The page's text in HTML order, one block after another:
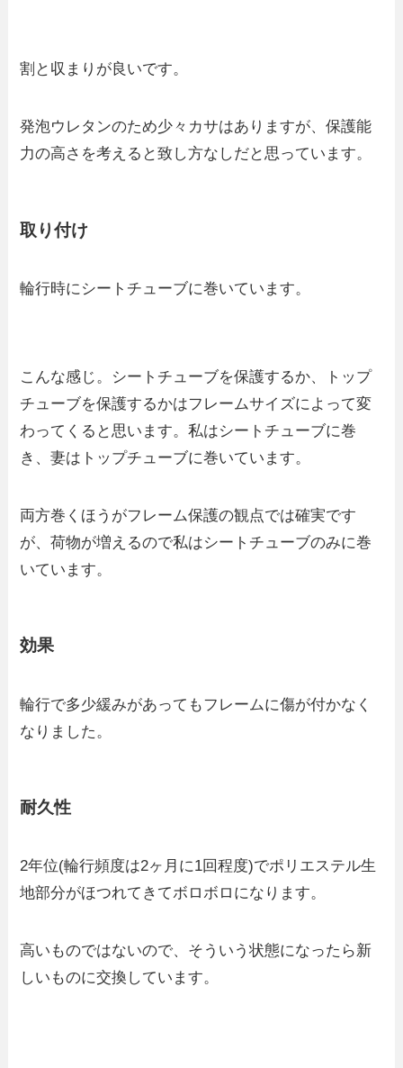
割と収まりが良いです。
発泡ウレタンのため少々カサはありますが、保護能
力の高さを考えると致し方なしだと思っています。
取り付け
輪行時にシートチューブに巻いています。
こんな感じ。シートチューブを保護するか、トップ
チューブを保護するかはフレームサイズによって変
わってくると思います。私はシートチューブに巻
き、妻はトップチューブに巻いています。
両方巻くほうがフレーム保護の観点では確実です
が、荷物が増えるので私はシートチューブのみに巻
いています。
効果
輪行で多少緩みがあってもフレームに傷が付かなく
なりました。
耐久性
2年位(輪行頻度は2ヶ月に1回程度)でポリエステル生
地部分がほつれてきてボロボロになります。
高いものではないので、そういう状態になったら新
しいものに交換しています。